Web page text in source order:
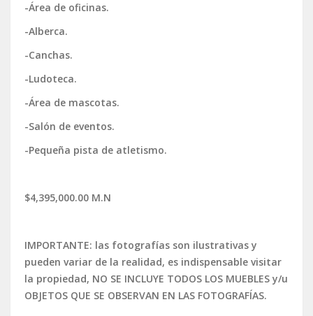
-Área de oficinas.
-Alberca.
-Canchas.
-Ludoteca.
-Área de mascotas.
-Salón de eventos.
-Pequeña pista de atletismo.
$4,395,000.00 M.N
IMPORTANTE: las fotografías son ilustrativas y
pueden variar de la realidad, es indispensable visitar
la propiedad, NO SE INCLUYE TODOS LOS MUEBLES y/u
OBJETOS QUE SE OBSERVAN EN LAS FOTOGRAFÍAS.